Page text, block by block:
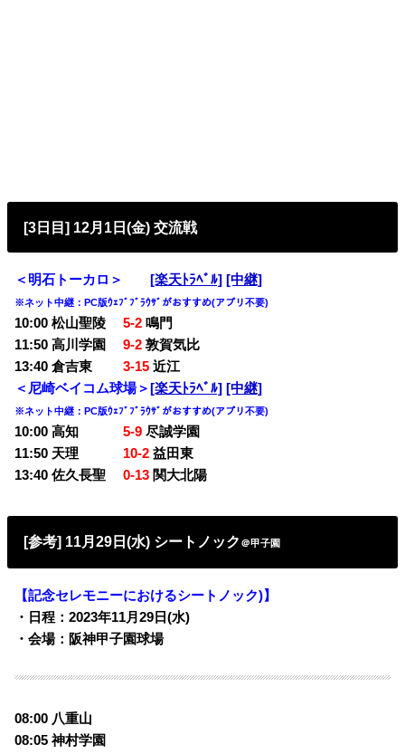
[3日目] 12月1日(金) 交流戦
＜明石トーカロ＞ [楽天ﾄﾗﾍﾞﾙ] [中継]
※ネット中継：PC版ｳｪﾌﾞﾌﾞﾗｳｻﾞがおすすめ(アプリ不要)
10:00 松山聖陵5-2 鳴門
11:50 高川学園9-2 敦賀気比
13:40 倉吉東
3-15 近江
＜尼崎ベイコム球場＞ [楽天ﾄﾗﾍﾞﾙ] [中継]
※ネット中継：PC版ｳｪﾌﾞﾌﾞﾗｳｻﾞがおすすめ(アプリ不要)
10:00 高知 5-9 尽誠学園
11:50 天理 10-2 益田東
13:40 佐久長聖
0-13 関大北陽
[参考] 11月29日(水) シートノック ＠甲子園
【記念セレモニーにおけるシートノック)】
・日程：2023年11月29日(水)
・会場：阪神甲子園球場
08:00 八重山
08:05 神村学園